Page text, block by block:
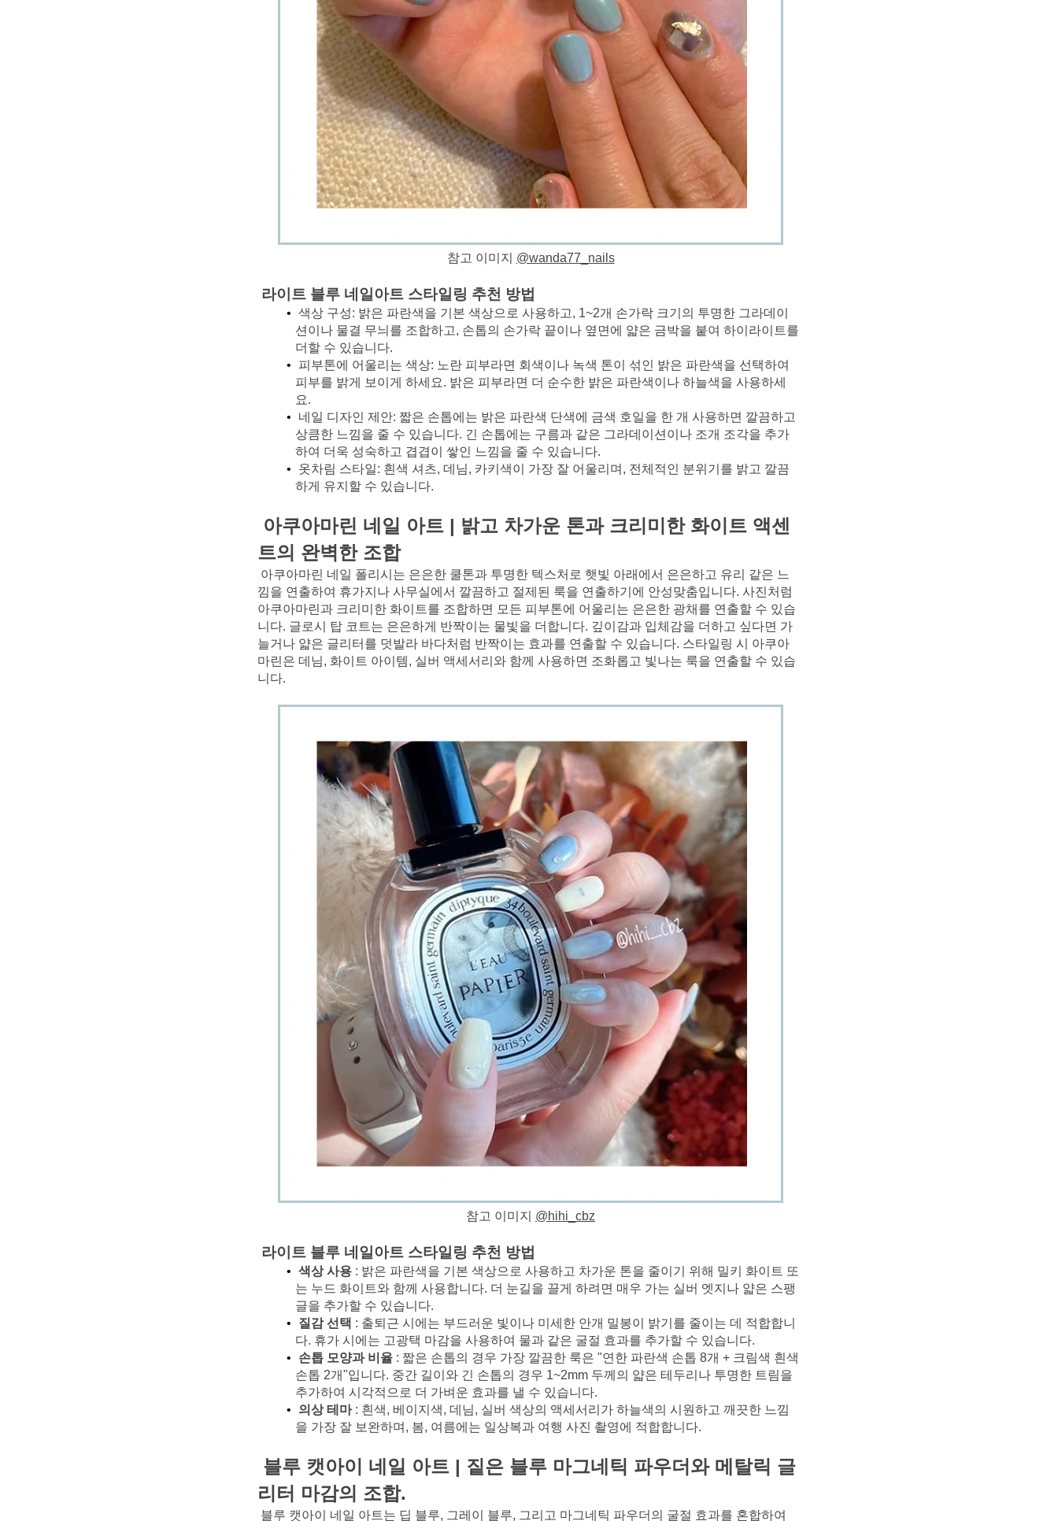
참고 이미지 @wanda77_nails
라이트 블루 네일아트 스타일링 추천 방법
색상 구성: 밝은 파란색을 기본 색상으로 사용하고, 1~2개 손가락 크기의 투명한 그라데이
션이나 물결 무늬를 조합하고, 손톱의 손가락 끝이나 옆면에 얇은 금박을 붙여 하이라이트를
더할 수 있습니다.
피부톤에 어울리는 색상: 노란 피부라면 회색이나 녹색 톤이 섞인 밝은 파란색을 선택하여
피부를 밝게 보이게 하세요. 밝은 피부라면 더 순수한 밝은 파란색이나 하늘색을 사용하세
요.
네일 디자인 제안: 짧은 손톱에는 밝은 파란색 단색에 금색 호일을 한 개 사용하면 깔끔하고
상큼한 느낌을 줄 수 있습니다. 긴 손톱에는 구름과 같은 그라데이션이나 조개 조각을 추가
하여 더욱 성숙하고 겹겹이 쌓인 느낌을 줄 수 있습니다.
옷차림 스타일: 흰색 셔츠, 데님, 카키색이 가장 잘 어울리며, 전체적인 분위기를 밝고 깔끔
하게 유지할 수 있습니다.
아쿠아마린 네일 아트 | 밝고 차가운 톤과 크리미한 화이트 액센
트의 완벽한 조합
아쿠아마린 네일 폴리시는 은은한 쿨톤과 투명한 텍스처로 햇빛 아래에서 은은하고 유리 같은 느
낌을 연출하여 휴가지나 사무실에서 깔끔하고 절제된 룩을 연출하기에 안성맞춤입니다. 사진처럼
아쿠아마린과 크리미한 화이트를 조합하면 모든 피부톤에 어울리는 은은한 광채를 연출할 수 있습
니다. 글로시 탑 코트는 은은하게 반짝이는 물빛을 더합니다. 깊이감과 입체감을 더하고 싶다면 가
늘거나 얇은 글리터를 덧발라 바다처럼 반짝이는 효과를 연출할 수 있습니다. 스타일링 시 아쿠아
마린은 데님, 화이트 아이템, 실버 액세서리와 함께 사용하면 조화롭고 빛나는 룩을 연출할 수 있습
니다.
참고 이미지 @hihi_cbz
라이트 블루 네일아트 스타일링 추천 방법
색상 사용 : 밝은 파란색을 기본 색상으로 사용하고 차가운 톤을 줄이기 위해 밀키 화이트 또
는 누드 화이트와 함께 사용합니다. 더 눈길을 끌게 하려면 매우 가는 실버 엣지나 얇은 스팽
글을 추가할 수 있습니다.
질감 선택 : 출퇴근 시에는 부드러운 빛이나 미세한 안개 밀봉이 밝기를 줄이는 데 적합합니
다. 휴가 시에는 고광택 마감을 사용하여 물과 같은 굴절 효과를 추가할 수 있습니다.
손톱 모양과 비율 : 짧은 손톱의 경우 가장 깔끔한 룩은 "연한 파란색 손톱 8개 + 크림색 흰색
손톱 2개"입니다. 중간 길이와 긴 손톱의 경우 1~2mm 두께의 얇은 테두리나 투명한 트림을
추가하여 시각적으로 더 가벼운 효과를 낼 수 있습니다.
의상 테마 : 흰색, 베이지색, 데님, 실버 색상의 액세서리가 하늘색의 시원하고 깨끗한 느낌
을 가장 잘 보완하며, 봄, 여름에는 일상복과 여행 사진 촬영에 적합합니다.
블루 캣아이 네일 아트 | 짙은 블루 마그네틱 파우더와 메탈릭 글
리터 마감의 조합.
블루 캣아이 네일 아트는 딥 블루, 그레이 블루, 그리고 마그네틱 파우더의 굴절 효과를 혼합하여